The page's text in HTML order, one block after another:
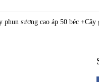
phun sương cao áp 50 béc +Cây